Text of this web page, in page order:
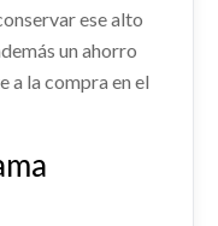
usado.
51716A4000
ese alto
un ahorro
a la compra en el